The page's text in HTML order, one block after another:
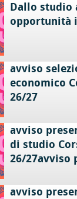
Dallo studio
opportunità
avviso
economico
26/27
avviso
di studio
26/27avviso
avviso